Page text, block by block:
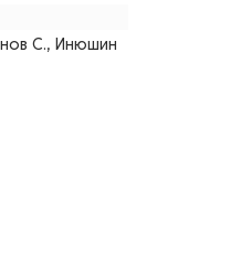
С., Инюшин